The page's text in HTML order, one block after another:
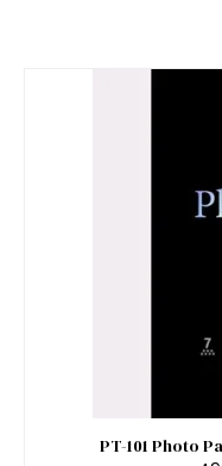
PT-101 Photo